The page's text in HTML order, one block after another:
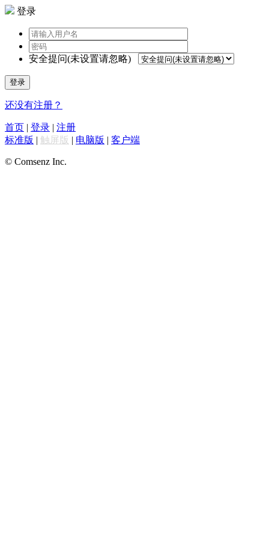
登录
安全提问(未设置请忽略)
登录
还没有注册？
首页 | 登录 | 注册
标准版 | 触屏版 | 电脑版 | 客户端
© Comsenz Inc.